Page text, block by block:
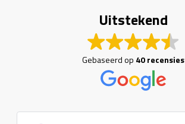
Uitstekend
Gebaseerd op 40 recensies